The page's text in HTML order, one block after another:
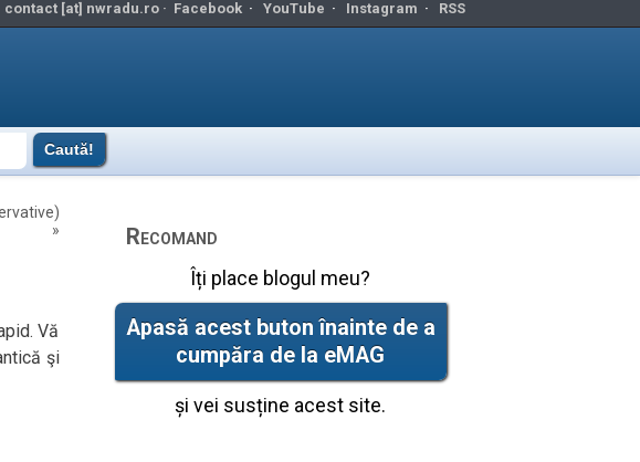
contact [at] nwradu.ro · Facebook· YouTube · Instagram · RSS
»
Vă
şi
Recomand
Îți place blogul meu?
Apasă acest buton înainte de a
cumpăra de la eMAG
și vei susține acest site.